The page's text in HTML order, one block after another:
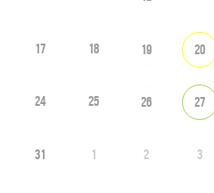
17 18 19 20
24 25 26 27
31 1 2 3